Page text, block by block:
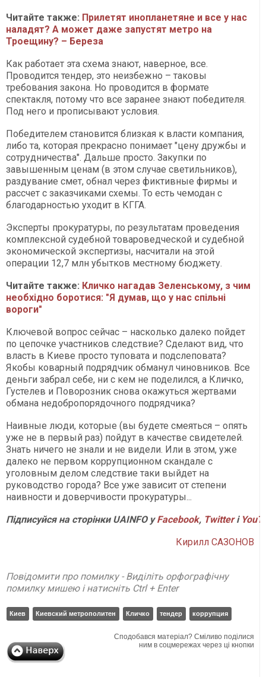
Читайте также: Прилетят инопланетяне и все у нас
наладят? А может даже запустят метро на
Троещину? – Береза
Как работает эта схема знают, наверное, все.
Проводится тендер, это неизбежно – таковы
требования закона. Но проводится в формате
спектакля, потому что все заранее знают победителя.
Под него и прописывают условия.
Победителем становится близкая к власти компания,
либо та, которая прекрасно понимает "цену дружбы и
сотрудничества". Дальше просто. Закупки по
завышенным ценам (в этом случае светильников),
раздувание смет, обнал через фиктивные фирмы и
рассчет с заказчиками схемы. То есть чемодан с
благодарностью уходит в КГГА.
Эксперты прокуратуры, по результатам проведения
комплексной судебной товароведческой и судебной
экономической экспертизы, насчитали на этой
операции 12,7 млн убытков местному бюджету.
Читайте также: Кличко нагадав Зеленському, з чим
необхідно боротися: "Я думав, що у нас спільні
вороги"
Ключевой вопрос сейчас – насколько далеко пойдет
по цепочке участников следствие? Сделают вид, что
власть в Киеве просто туповата и подслеповата?
Якобы коварный подрядчик обманул чиновников. Все
деньги забрал себе, ни с кем не поделился, а Кличко,
Густелев и Поворозник снова окажуться жертвами
обмана недобропорядочного подрядчика?
Наивные люди, которые (вы будете смеяться – опять
уже не в первый раз) пойдут в качестве свидетелей.
Знать ничего не знали и не видели. Или в этом, уже
далеко не первом коррупционном скандале с
уголовным делом следствие таки выйдет на
руководство города? Все уже зависит от степени
наивности и доверчивости прокуратуры...
Підписуйся на сторінки UAINFO уFacebook, Twitterі
Кирилл САЗОНОВ
Повідомити про помилку - Виділіть орфографічну
помилку мишею і натисніть Ctrl + Enter
Киев Киевский метрополитен Кличко тендер коррупция
Сподобався матеріал? Сміливо поділися
ним в соцмережах через ці кнопки